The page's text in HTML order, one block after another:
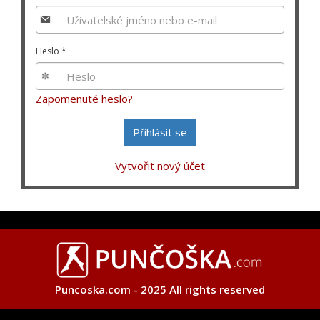
Heslo *
Zapomenuté heslo?
Přihlásit se
Vytvořit nový účet
Puncoska.com - 2025 All rights reserved